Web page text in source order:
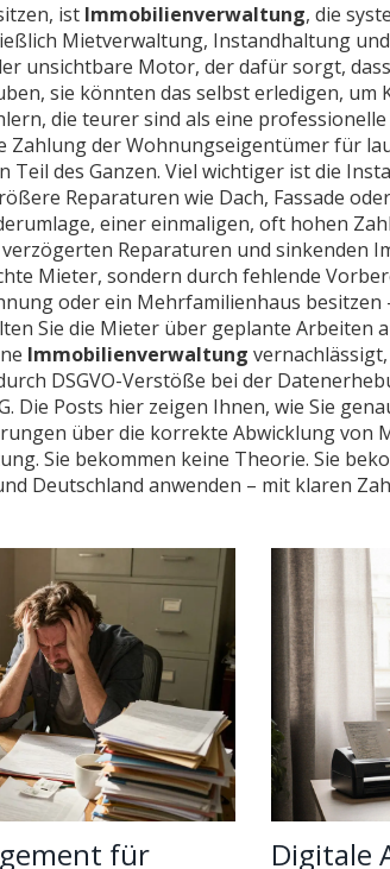
ist Immobilienverwaltung, die
Mietverwaltung, Instandhaltung
unsichtbare Motor, der dafür sorgt,
sie könnten das selbst erledigen, um
die teurer sind als eine
Zahlung der Wohnungseigentümer für
Teil des Ganzen. Viel wichtiger ist die
Reparaturen wie Dach, Fassade
, einer einmaligen, oft hohen
Reparaturen und sinkenden
Mieter, sondern durch fehlende
oder ein Mehrfamilienhaus besitzen
Sie die Mieter über geplante Arbeiten
Immobilienverwaltung
DSGVO-Verstöße bei der
Die Posts hier zeigen Ihnen, wie Sie
über die korrekte Abwicklung von
Sie bekommen keine Theorie. Sie
Deutschland anwenden – mit klaren
für Digitale